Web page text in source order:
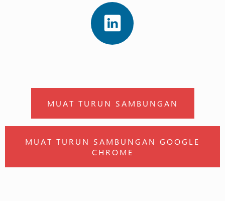
MUAT TURUN SAMBUNGAN
MUAT TURUN SAMBUNGAN GOOGLE
CHROME